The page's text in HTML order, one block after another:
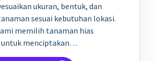
ukuran, bentuk, dan
sesuai kebutuhan lokasi.
memilih tanaman hias
untuk menciptakan…